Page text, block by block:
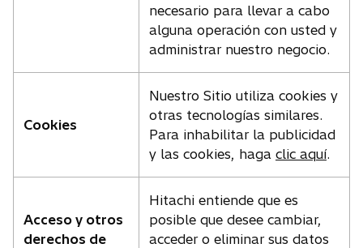
necesario para llevar a cabo
alguna operación con usted y
administrar nuestro negocio.
Cookies
Nuestro Sitio utiliza cookies y
otras tecnologías similares.
Para inhabilitar la publicidad
y las cookies, haga clic aquí.
Acceso y otros
derechos de
Hitachi entiende que es
posible que desee cambiar,
acceder o eliminar sus datos